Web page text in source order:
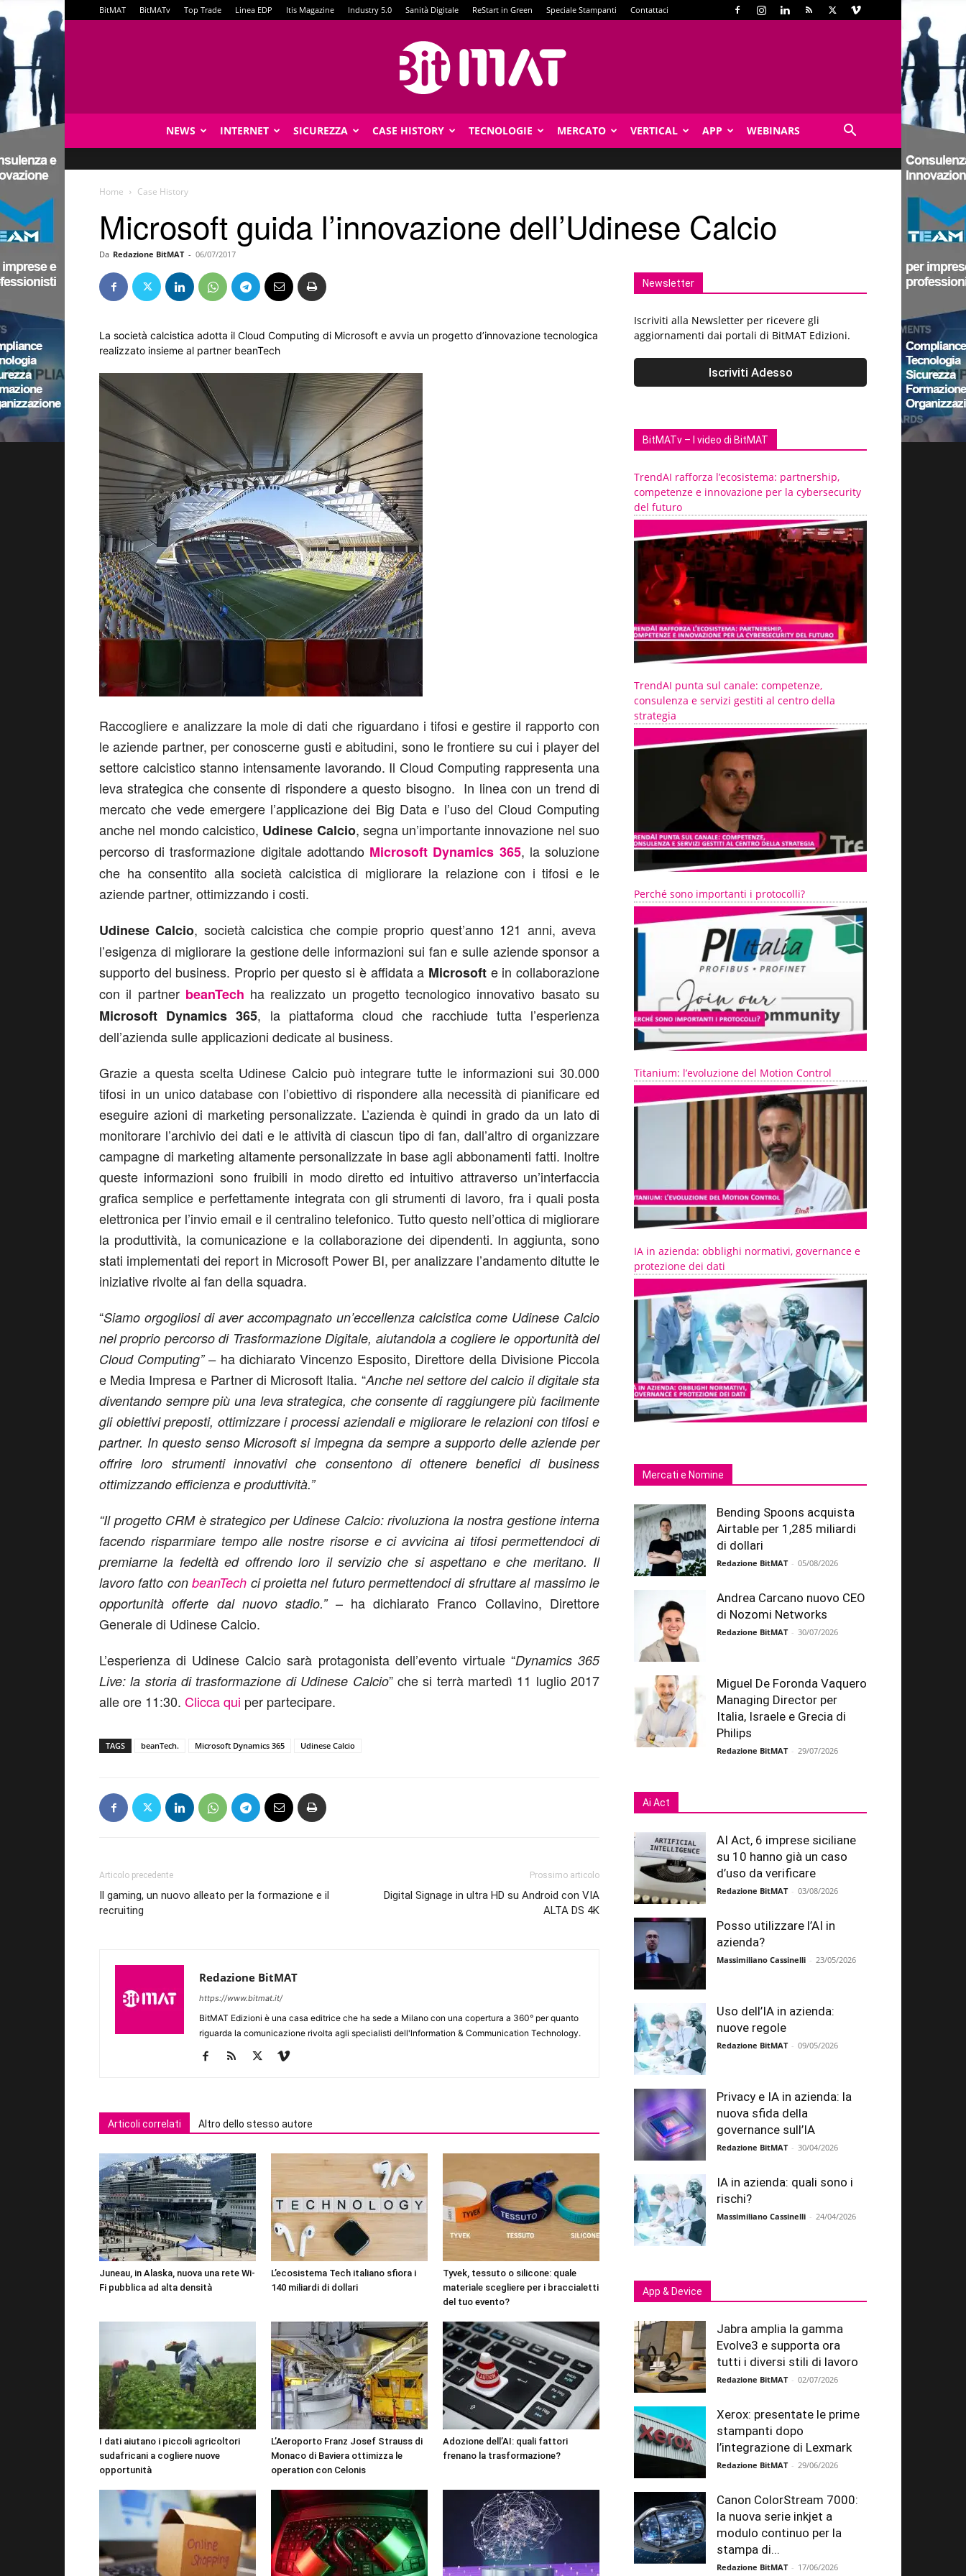
BitMAT BitMATv Top Trade Linea EDP Itis Magazine Industry 5.0 Sanità Digitale ReStart in Green Speciale Stampanti Contattaci
NEWS INTERNET SICUREZZA CASE HISTORY TECNOLOGIE MERCATO VERTICAL APP WEBINARS
Home Case History
Microsoft guida l’innovazione dell’Udinese Calcio
Da Redazione BitMAT - 06/07/2017
La società calcistica adotta il Cloud Computing di Microsoft e avvia un progetto d’innovazione tecnologica
realizzato insieme al partner beanTech
Raccogliere e analizzare la mole di dati che riguardano i tifosi e gestire il rapporto con
le aziende partner, per conoscerne gusti e abitudini, sono le frontiere su cui i player del
settore calcistico stanno intensamente lavorando. Il Cloud Computing rappresenta una
leva strategica che consente di rispondere a questo bisogno. In linea con un trend di
mercato che vede emergere l’applicazione dei Big Data e l’uso del Cloud Computing
anche nel mondo calcistico, Udinese Calcio, segna un’importante innovazione nel suo
percorso di trasformazione digitale adottando Microsoft Dynamics 365, la soluzione
che ha consentito alla società calcistica di migliorare la relazione con i tifosi e le
aziende partner, ottimizzando i costi.
Udinese Calcio, società calcistica che compie proprio quest’anno 121 anni, aveva
l’esigenza di migliorare la gestione delle informazioni sui fan e sulle aziende sponsor a
supporto del business. Proprio per questo si è affidata a Microsofte in collaborazione
con il partner beanTech ha realizzato un progetto tecnologico innovativo basato su
Microsoft Dynamics 365, la piattaforma cloud che racchiude tutta l’esperienza
dell’azienda sulle applicazioni dedicate al business.
Grazie a questa scelta Udinese Calcio può integrare tutte le informazioni sui 30.000
tifosi in un unico database con l’obiettivo di rispondere alla necessità di pianificare ed
eseguire azioni di marketing personalizzate. L’azienda è quindi in grado da un lato di
monitorare l’archivio dei dati e le attività di ciascun tipo di fan, dall’altro di organizzare
campagne di marketing altamente personalizzate in base agli abbonamenti fatti. Inoltre
queste informazioni sono fruibili in modo diretto ed intuitivo attraverso un’interfaccia
grafica semplice e perfettamente integrata con gli strumenti di lavoro, fra i quali posta
elettronica per l’invio email e il centralino telefonico. Tutto questo nell’ottica di migliorare
la produttività, la comunicazione e la collaborazione dei dipendenti. In aggiunta, sono
stati implementati dei report in Microsoft Power BI, per analizzare l’andamento ditutte le
iniziative rivolte ai fan della squadra.
“Siamo orgogliosi di aver accompagnato un’eccellenza calcistica come Udinese Calcio
nel proprio percorso di Trasformazione Digitale, aiutandola a cogliere le opportunità del
Cloud Computing” – ha dichiarato Vincenzo Esposito, Direttore della Divisione Piccola
e Media Impresa e Partner di Microsoft Italia. “Anche nel settore del calcio il digitale sta
diventando sempre più una leva strategica, che consente di raggiungere più facilmente
gli obiettivi preposti, ottimizzare i processi aziendali e migliorare le relazioni con tifosi e
partner. In questo senso Microsoft si impegna da sempre a supporto delle aziende per
offrire loro strumenti innovativi che consentono di ottenere benefici di business
ottimizzando efficienza e produttività.”
“Il progetto CRM è strategico per Udinese Calcio: rivoluziona la nostra gestione interna
facendo risparmiare tempo alle nostre risorse e ci avvicina ai tifosi permettendoci di
premiarne la fedeltà ed offrendo loro il servizio che si aspettano e che meritano. Il
lavoro fatto conbeanTech ci proietta nel futuro permettendoci di sfruttare al massimo le
opportunità offerte dal nuovo stadio.” – ha dichiarato Franco Collavino, Direttore
Generale di Udinese Calcio.
L’esperienza di Udinese Calcio sarà protagonista dell’evento virtuale “Dynamics 365
Live: la storia di trasformazione di Udinese Calcio” che si terrà martedì 11 luglio 2017
alle ore 11:30. Clicca qui per partecipare.
TAGS beanTech. Microsoft Dynamics 365 Udinese Calcio
Articolo precedente
Il gaming, un nuovo alleato per la formazione e il
recruiting
Prossimo articolo
Digital Signage in ultra HD su Android con VIA
ALTA DS 4K
Redazione BitMAT
https://www.bitmat.it/
BitMAT Edizioni è una casa editrice che ha sede a Milano con una copertura a 360° per quanto
riguarda la comunicazione rivolta agli specialisti dell'lnformation & Communication Technology.
Articoli correlati Altro dello stesso autore
Juneau, in Alaska, nuova una rete Wi-
Fi pubblica ad alta densità
L’ecosistema Tech italiano sfiora i
140 miliardi di dollari
Tyvek, tessuto o silicone: quale
materiale scegliere per i braccialetti
del tuo evento?
I dati aiutano i piccoli agricoltori
sudafricani a cogliere nuove
opportunità
L’Aeroporto Franz Josef Strauss di
Monaco di Baviera ottimizza le
operation con Celonis
Adozione dell’AI: quali fattori
frenano la trasformazione?
Newsletter
Iscriviti alla Newsletter per ricevere gli
aggiornamenti dai portali di BitMAT Edizioni.
BitMATv – I video di BitMAT
TrendAI rafforza l’ecosistema: partnership,
competenze e innovazione per la cybersecurity
del futuro
TrendAI punta sul canale: competenze,
consulenza e servizi gestiti al centro della
strategia
Perché sono importanti i protocolli?
Titanium: l’evoluzione del Motion Control
IA in azienda: obblighi normativi, governance e
protezione dei dati
Mercati e Nomine
Bending Spoons acquista
Airtable per 1,285 miliardi
di dollari
Redazione BitMAT - 05/08/2026
Andrea Carcano nuovo CEO
di Nozomi Networks
Redazione BitMAT - 30/07/2026
Miguel De Foronda Vaquero
Managing Director per
Italia, Israele e Grecia di
Philips
Redazione BitMAT - 29/07/2026
Ai Act
AI Act, 6 imprese siciliane
su 10 hanno già un caso
d’uso da verificare
Redazione BitMAT - 03/08/2026
Posso utilizzare l’AI in
azienda?
Massimiliano Cassinelli - 23/05/2026
Uso dell’IA in azienda:
nuove regole
Redazione BitMAT - 09/05/2026
Privacy e IA in azienda: la
nuova sfida della
governance sull’IA
Redazione BitMAT - 30/04/2026
IA in azienda: quali sono i
rischi?
Massimiliano Cassinelli - 24/04/2026
App & Device
Jabra amplia la gamma
Evolve3 e supporta ora
tutti i diversi stili di lavoro
Redazione BitMAT - 02/07/2026
Xerox: presentate le prime
stampanti dopo
l’integrazione di Lexmark
Redazione BitMAT - 29/06/2026
Canon ColorStream 7000:
la nuova serie inkjet a
modulo continuo per la
stampa di...
Redazione BitMAT - 17/06/2026